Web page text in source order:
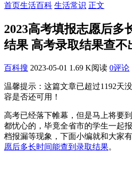
首页生活百科 生活常识 正文
2023高考填报志愿后多
结果 高考录取结果查不
百科搜 2023-05-01 1.69 K阅读 0评论
温馨提示：这篇文章已超过1192天
容是否还可用！
高考已经落下帷幕，但是马上将要
都忧心的，毕竟全省市的学生一起
档报漏等现象，下面小编就和大家
愿后多长时间能查到录取结果。